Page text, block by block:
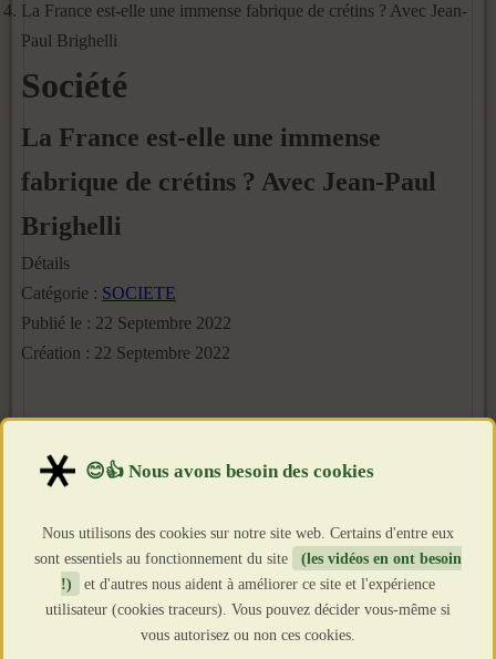
La France est-elle une immense fabrique de crétins ? Avec Jean-
Paul Brighelli
Société
La France est-elle une immense
fabrique de crétins ? Avec Jean-Paul
Brighelli
Détails
Catégorie : SOCIETE
Publié le : 22 Septembre 2022
Création : 22 Septembre 2022
Nous utilisons des cookies sur notre site web. Certains d'entre eux
sont essentiels au fonctionnement du site
(les vidéos en ont besoin
!)
et d'autres nous aident à améliorer ce site et l'expérience
utilisateur (cookies traceurs). Vous pouvez décider vous-même si
vous autorisez ou non ces cookies.